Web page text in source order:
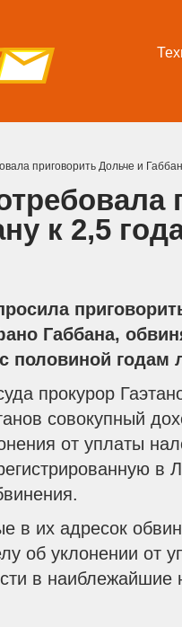
приговорить Дольче и
к 2,5
Габбана,
половиной
прокурор
совокупный
от уплаты
в
в их адресок
об уклонении от
в наиблежайшие